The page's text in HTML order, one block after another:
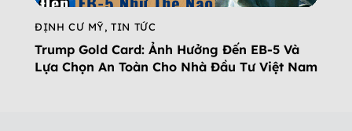
ĐỊNH CƯ MỸ,TIN TỨC
Trump Gold Card: Ảnh Hưởng Đến EB-5 Và
Lựa Chọn An Toàn Cho Nhà Đầu Tư Việt Nam